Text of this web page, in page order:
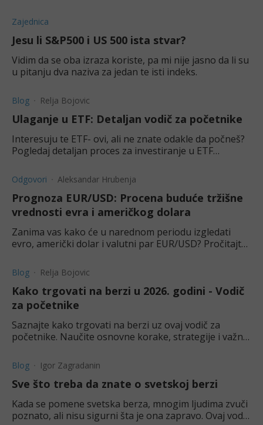
Zajednica
Jesu li S&P500 i US 500 ista stvar?
Vidim da se oba izraza koriste, pa mi nije jasno da li su
u pitanju dva naziva za jedan te isti indeks.
Blog Relja Bojovic
Ulaganje u ETF: Detaljan vodič za početnike
Interesuju te ETF- ovi, ali ne znate odakle da počneš?
Pogledaj detaljan proces za investiranje u ETF
Odgovori Aleksandar Hrubenja
Prognoza EUR/USD: Procena buduće tržišne
vrednosti evra i američkog dolara
Zanima vas kako će u narednom periodu izgledati
evro, američki dolar i valutni par EUR/USD? Pročitajte
Blog Relja Bojovic
Kako trgovati na berzi u 2026. godini - Vodič
za početnike
Saznajte kako trgovati na berzi uz ovaj vodič za
početnike. Naučite osnovne korake, strategije i važne
Blog Igor Zagradanin
Sve što treba da znate o svetskoj berzi
Kada se pomene svetska berza, mnogim ljudima zvuči
poznato, ali nisu sigurni šta je ona zapravo. Ovaj vodič